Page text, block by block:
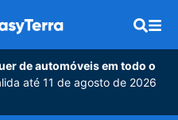
de automóveis em todo o
até 11 de agosto de 2026